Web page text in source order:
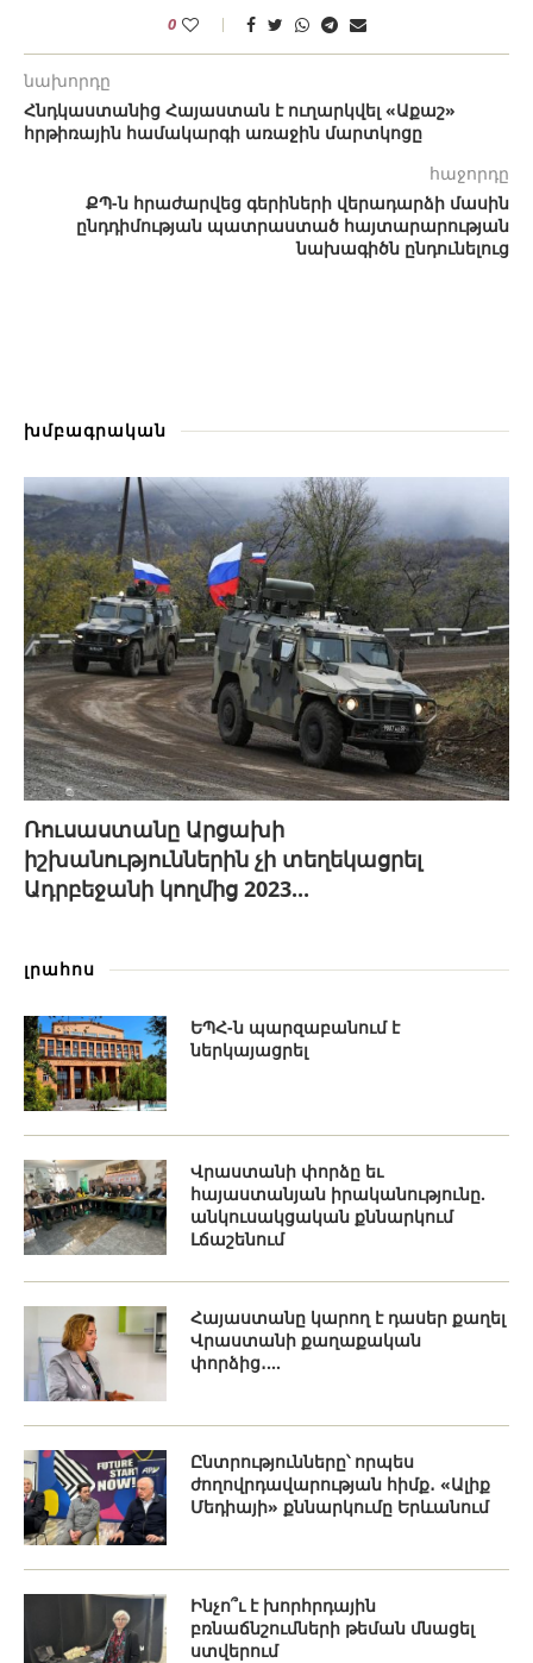
0
նախորդը
Հնդկաստանից Հայաստան է ուղարկվել «Աքաշ»
հրթիռային համակարգի առաջին մարտկոցը
հաջորդը
ՔՊ-ն հրաժարվեց գերիների վերադարձի մասին
ընդդիմության պատրաստած հայտարարության
նախագիծն ընդունելուց
խմբագրական
Ռուսաստանը Արցախի
իշխանություններին չի տեղեկացրել
Ադրբեջանի կողմից 2023...
լրահոս
ԵՊՀ-ն պարզաբանում է
ներկայացրել
Վրաստանի փորձը եւ
հայաստանյան իրականությունը.
անկուսակցական քննարկում
Լճաշենում
Հայաստանը կարող է դասեր քաղել
Վրաստանի քաղաքական
փորձից․...
Ընտրությունները՝ որպես
ժողովրդավարության հիմք․ «Ալիք
Մեդիայի» քննարկումը Երևանում
Ինչո՞ւ է խորհրդային
բռնաճնշումների թեման մնացել
ստվերում